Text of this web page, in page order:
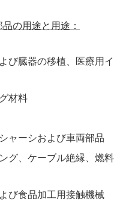
の用途と用途：
び臓器の移植、医療用イ
材料
ャーシおよび車両部品
グ、ケーブル絶縁、燃料
び食品加工用接触機械